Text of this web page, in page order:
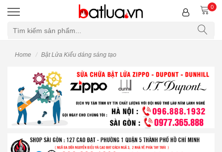
0
Home Bật Lửa Kiểu dáng sáng tạo